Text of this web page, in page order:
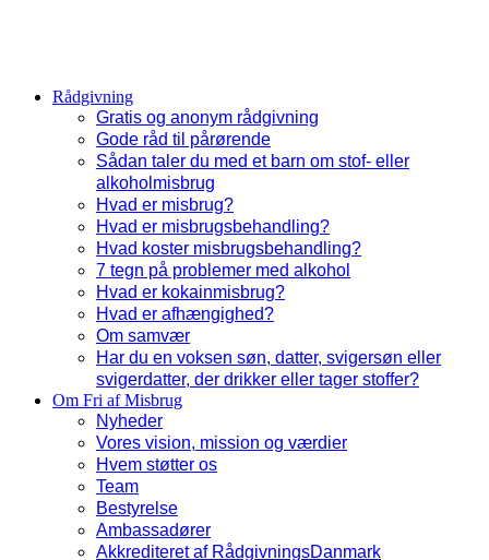
Rådgivning
Gratis og anonym rådgivning
Gode råd til pårørende
Sådan taler du med et barn om stof- eller
alkoholmisbrug
Hvad er misbrug?
Hvad er misbrugsbehandling?
Hvad koster misbrugsbehandling?
7 tegn på problemer med alkohol
Hvad er kokainmisbrug?
Hvad er afhængighed?
Om samvær
Har du en voksen søn, datter, svigersøn eller
svigerdatter, der drikker eller tager stoffer?
Om Fri af Misbrug
Nyheder
Vores vision, mission og værdier
Hvem støtter os
Team
Bestyrelse
Ambassadører
Akkrediteret af RådgivningsDanmark